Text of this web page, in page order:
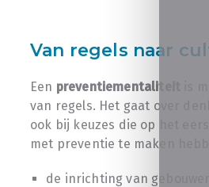
Van regels naar
Een preventiementaliteit
van regels. Het gaat over
ook bij keuzes die op het
met preventie te maken
de inrichting van gebouwen,